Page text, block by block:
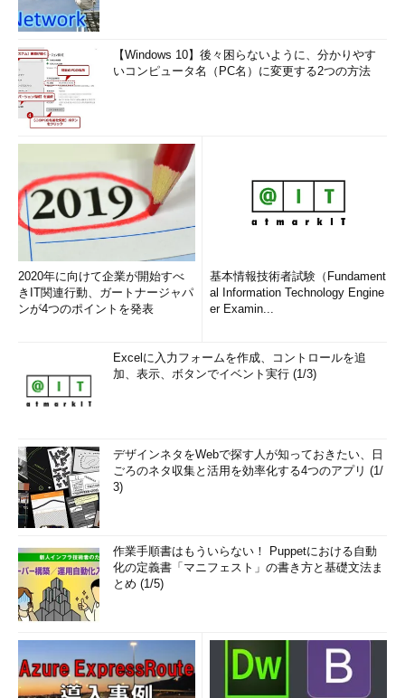
【Windows 10】後々困らないように、分かりやす
いコンピュータ名（PC名）に変更する2つの方法
2020年に向けて企業が開始すべ
きIT関連行動、ガートナージャパ
ンが4つのポイントを発表
基本情報技術者試験（Fundament
al Information Technology Engine
er Examin...
Excelに入力フォームを作成、コントロールを追
加、表示、ボタンでイベント実行 (1/3)
デザインネタをWebで探す人が知っておきたい、日
ごろのネタ収集と活用を効率化する4つのアプリ (1/
3)
作業手順書はもういらない！ Puppetにおける自動
化の定義書「マニフェスト」の書き方と基礎文法ま
とめ (1/5)